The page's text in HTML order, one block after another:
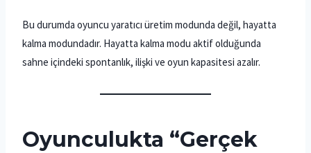
Bu durumda oyuncu yaratıcı üretim modunda değil, hayatta
kalma modundadır. Hayatta kalma modu aktif olduğunda
sahne içindeki spontanlık, ilişki ve oyun kapasitesi azalır.
Oyunculukta “Gerçek